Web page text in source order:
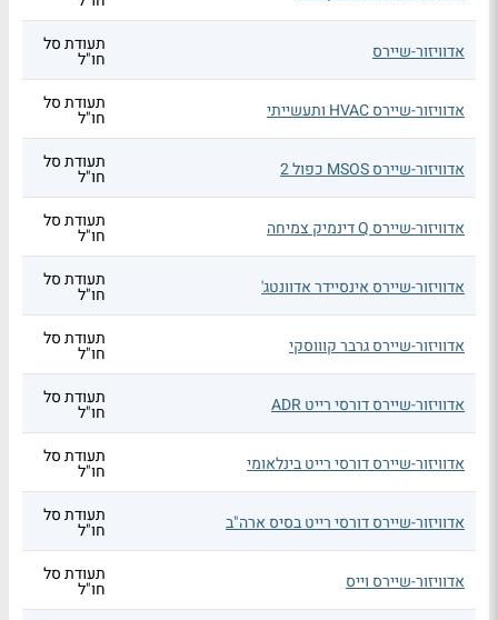
אדוויזור-שיירס תעודת סל
חו"ל
אדוויזור-שיירס HVAC ותעשייתי תעודת סל
חו"ל
אדוויזור-שיירס MSOS כפול 2 תעודת סל
חו"ל
אדוויזור-שיירס Q דינמיק צמיחה תעודת סל
חו"ל
אדוויזור-שיירס אינסיידר אדוונטג' תעודת סל
חו"ל
אדוויזור-שיירס גרבר קוווסקי תעודת סל
חו"ל
אדוויזור-שיירס דורסי רייט ADR תעודת סל
חו"ל
אדוויזור-שיירס דורסי רייט בינלאומי תעודת סל
חו"ל
אדוויזור-שיירס דורסי רייט בסיס ארה"ב תעודת סל
חו"ל
אדוויזור-שיירס וייס תעודת סל
חו"ל